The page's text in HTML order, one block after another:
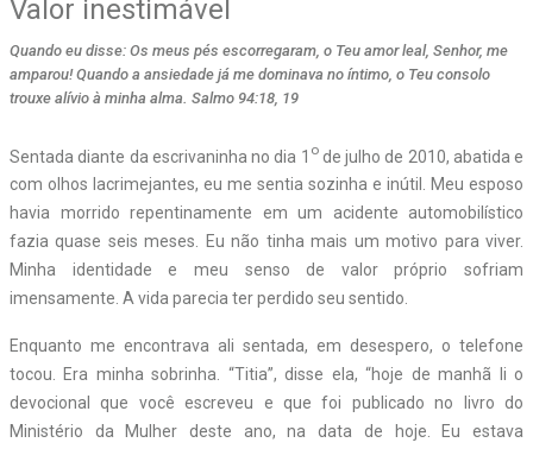
Valor inestimável
Quando eu disse: Os meus pés escorregaram, o Teu amor leal, Senhor, me
amparou! Quando a ansiedade já me dominava no íntimo, o Teu consolo
trouxe alívio à minha alma. Salmo 94:18, 19
Sentada diante da escrivaninha no dia 1 ode julho de 2010, abatida e
com olhos lacrimejantes, eu me sentia sozinha e inútil. Meu esposo
havia morrido repentinamente em um acidente automobilístico
fazia quase seis meses. Eu não tinha mais um motivo para viver.
Minha identidade e meu senso de valor próprio sofriam
imensamente. A vida parecia ter perdido seu sentido.
Enquanto me encontrava ali sentada, em desespero, o telefone
tocou. Era minha sobrinha. “Titia”, disse ela, “hoje de manhã li o
devocional que você escreveu e que foi publicado no livro do
Ministério da Mulher deste ano, na data de hoje. Eu estava